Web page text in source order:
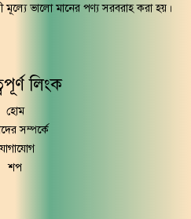
মূল্যে ভালো মানের পণ্য সরবরাহ করা হয়।
লিংক
হোম
সম্পর্কে
শপ